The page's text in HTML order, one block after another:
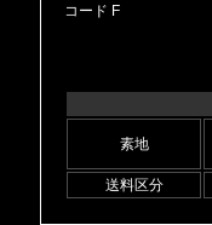
コード F
素地
送料区分